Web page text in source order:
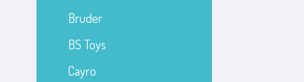
Bruder
BS Toys
Cayro